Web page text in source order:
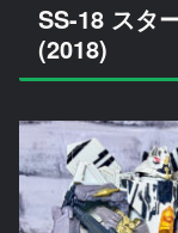
SS-18 スタ
(2018)